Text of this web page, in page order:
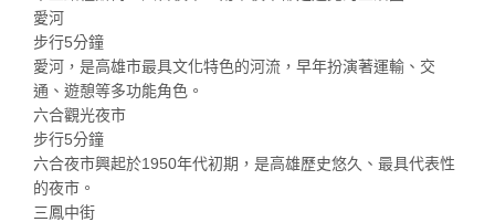
愛河
步行5分鐘
愛河，是高雄市最具文化特色的河流，早年扮演著運輸、交
通、遊憩等多功能角色。
六合觀光夜市
步行5分鐘
六合夜市興起於1950年代初期，是高雄歷史悠久、最具代表性
的夜市。
三鳳中街